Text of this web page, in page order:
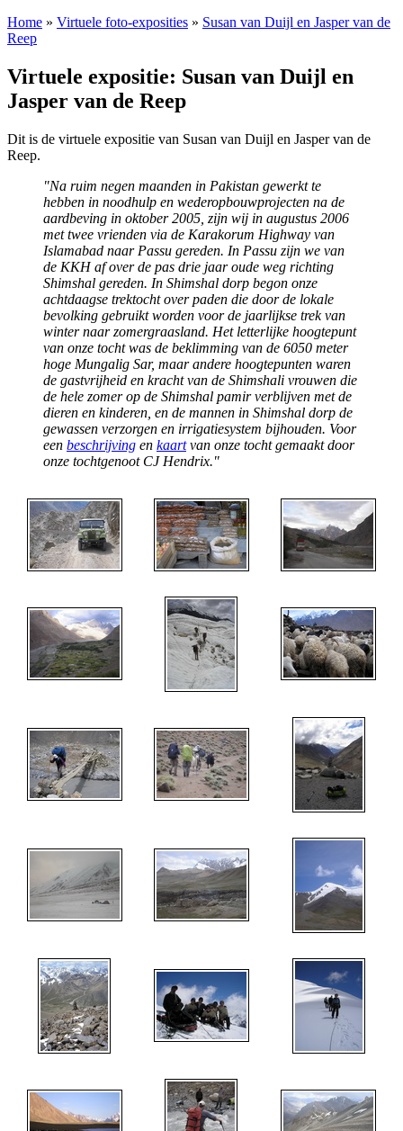
Home » Virtuele foto-exposities » Susan van Duijl en Jasper van de
Reep
Virtuele expositie: Susan van Duijl en
Jasper van de Reep
Dit is de virtuele expositie van Susan van Duijl en Jasper van de
Reep.
"Na ruim negen maanden in Pakistan gewerkt te
hebben in noodhulp en wederopbouwprojecten na de
aardbeving in oktober 2005, zijn wij in augustus 2006
met twee vrienden via de Karakorum Highway van
Islamabad naar Passu gereden. In Passu zijn we van
de KKH af over de pas drie jaar oude weg richting
Shimshal gereden. In Shimshal dorp begon onze
achtdaagse trektocht over paden die door de lokale
bevolking gebruikt worden voor de jaarlijkse trek van
winter naar zomergraasland. Het letterlijke hoogtepunt
van onze tocht was de beklimming van de 6050 meter
hoge Mungalig Sar, maar andere hoogtepunten waren
de gastvrijheid en kracht van de Shimshali vrouwen die
de hele zomer op de Shimshal pamir verblijven met de
dieren en kinderen, en de mannen in Shimshal dorp de
gewassen verzorgen en irrigatiesystem bijhouden. Voor
een beschrijving en kaartvan onze tocht gemaakt door
onze tochtgenoot CJ Hendrix."